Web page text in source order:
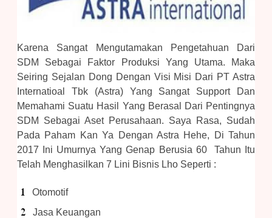
Karena Sangat Mengutamakan Pengetahuan Dari
SDM Sebagai Faktor Produksi Yang Utama. Maka
Seiring Sejalan Dong Dengan Visi Misi Dari PT Astra
Internatioal Tbk (Astra) Yang Sangat Support Dan
Memahami Suatu Hasil Yang Berasal Dari Pentingnya
SDM Sebagai Aset Perusahaan. Saya Rasa, Sudah
Pada Paham Kan Ya Dengan Astra Hehe, Di Tahun
2017 Ini Umurnya Yang Genap Berusia 60 Tahun Itu
Telah Menghasilkan 7 Lini Bisnis Lho Seperti :
Otomotif
Jasa Keuangan